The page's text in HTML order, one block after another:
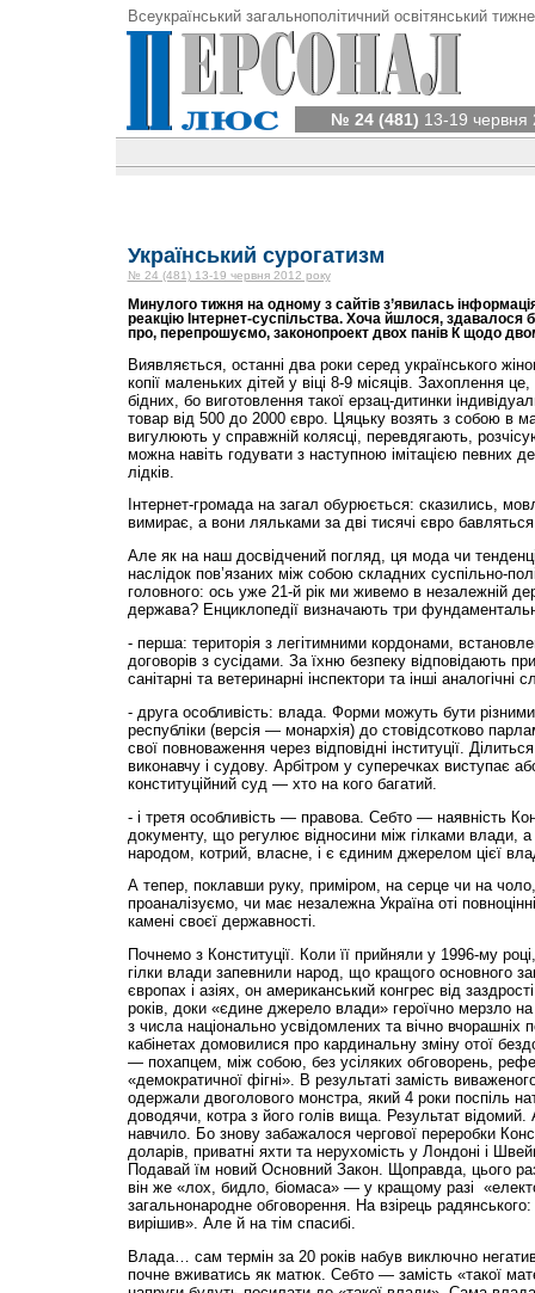
Всеукраїнський загальнополітичний освітянський
№ 24 (481) 13-19 червня
Український сурогатизм
№ 24 (481) 13-19 червня 2012 року
Минулого тижня на одному з сайтів з’явилась
реакцію Інтернет-суспільства. Хоча йшлося, здавалося
про, перепрошуємо, законопроект двох панів К щодо
Виявляється, останні два роки серед українського
копії маленьких дітей у віці 8-9 місяців. Захоплення
бідних, бо виготовлення такої ерзац-дитинки
товар від 500 до 2000 євро. Цяцьку возять з собою в
вигулюють у справжній колясці, перевдягають,
можна навіть годувати з наступною імітацією певних
лідків.
Інтернет-громада на загал обурюється: сказились,
вимирає, а вони ляльками за дві тисячі євро
Але як на наш досвідчений погляд, ця мода чи
наслідок пов’язаних між собою складних суспільно-
головного: ось уже 21-й рік ми живемо в незалежній
держава? Енциклопедії визначають три
- перша: територія з легітимними кордонами,
договорів з сусідами. За їхню безпеку відповідають
санітарні та ветеринарні інспектори та інші аналогічні
- друга особливість: влада. Форми можуть бути
республіки (версія — монархія) до стовідсотково
свої повноваження через відповідні інституції.
виконавчу і судову. Арбітром у суперечках виступає
конституційний суд — хто на кого багатий.
- і третя особливість — правова. Себто — наявність
документу, що регулює відносини між гілками влади,
народом, котрий, власне, і є єдиним джерелом цієї
А тепер, поклавши руку, приміром, на серце чи на
проаналізуємо, чи має незалежна Україна оті
камені своєї державності.
Почнемо з Конституції. Коли її прийняли у 1996-му
гілки влади запевнили народ, що кращого основного
європах і азіях, он американський конгрес від
років, доки «єдине джерело влади» героїчно мерзло
з числа національно усвідомлених та вічно вчорашніх
кабінетах домовилися про кардинальну зміну отої
— похапцем, між собою, без усіляких обговорень,
«демократичної фігні». В результаті замість
одержали двоголового монстра, який 4 роки поспіль
доводячи, котра з його голів вища. Результат відомий.
навчило. Бо знову забажалося чергової переробки
доларів, приватні яхти та нерухомість у Лондоні і
Подавай їм новий Основний Закон. Щоправда, цього
він же «лох, бидло, біомаса» — у кращому разі
загальнонародне обговорення. На взірець
вирішив». Але й на тім спасибі.
Влада… сам термін за 20 років набув виключно
почне вживатись як матюк. Себто — замість «такої